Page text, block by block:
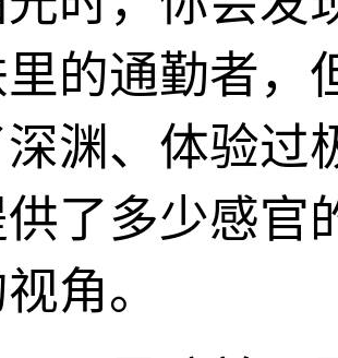
的通勤者，
渊、体验过
了多少感官
角。